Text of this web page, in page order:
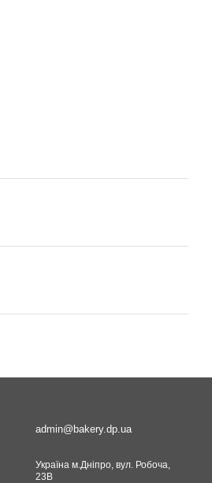
admin@bakery.dp.ua
Україна м.Дніпро, вул. Робоча,
23В